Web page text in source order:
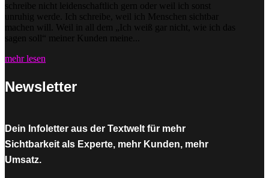
schreibe nicht leidenschaftlich gern oder weil ich sonst
unruhig werde. Ich schreibe, weil ich Menschen sichtbar
machen will. Weil in all dem „Ich weiß gar nicht, wie ich das
sagen soll“ meiner Kunden meine...
mehr lesen
Newsletter
Dein Infoletter aus der Textwelt für mehr
Sichtbarkeit als Experte, mehr Kunden, mehr
Umsatz.